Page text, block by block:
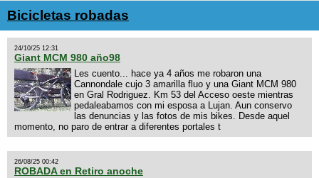
Bicicletas robadas
24/10/25 12:31
Giant MCM 980 año98
Les cuento... hace ya 4 años me robaron una
Cannondale cujo 3 amarilla fluo y una Giant MCM 980
en Gral Rodriguez. Km 53 del Acceso oeste mientras
pedaleabamos con mi esposa a Lujan. Aun conservo
las denuncias y las fotos de mis bikes. Desde aquel
momento, no paro de entrar a diferentes portales t
26/08/25 00:42
ROBADA en Retiro anoche